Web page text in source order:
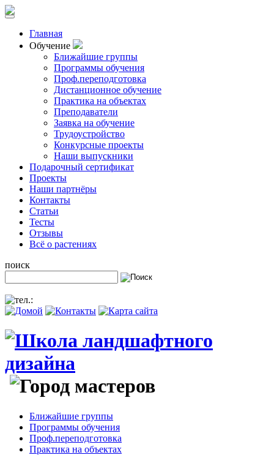
Главная
Обучение
Ближайшие группы
Программы обучения
Проф.переподготовка
Дистанционное обучение
Практика на объектах
Преподаватели
Заявка на обучение
Трудоустройство
Конкурсные проекты
Наши выпускники
Подарочный сертификат
Проекты
Наши партнёры
Контакты
Статьи
Тесты
Отзывы
Всё о растениях
поиск
Ближайшие группы
Программы обучения
Проф.переподготовка
Практика на объектах